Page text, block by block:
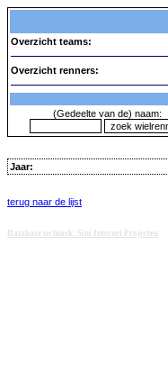
Overzicht teams:
Overzicht renners:
(Gedeelte van de) naam:
Jaar:
terug naar de lijst
Database techniek: Sini Internet Projecten